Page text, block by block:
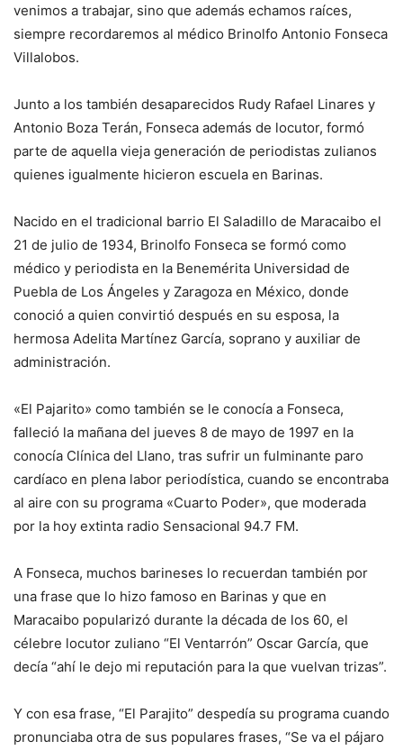
venimos a trabajar, sino que además echamos raíces,
siempre recordaremos al médico Brinolfo Antonio Fonseca
Villalobos.
Junto a los también desaparecidos Rudy Rafael Linares y
Antonio Boza Terán, Fonseca además de locutor, formó
parte de aquella vieja generación de periodistas zulianos
quienes igualmente hicieron escuela en Barinas.
Nacido en el tradicional barrio El Saladillo de Maracaibo el
21 de julio de 1934, Brinolfo Fonseca se formó como
médico y periodista en la Benemérita Universidad de
Puebla de Los Ángeles y Zaragoza en México, donde
conoció a quien convirtió después en su esposa, la
hermosa Adelita Martínez García, soprano y auxiliar de
administración.
«El Pajarito» como también se le conocía a Fonseca,
falleció la mañana del jueves 8 de mayo de 1997 en la
conocía Clínica del Llano, tras sufrir un fulminante paro
cardíaco en plena labor periodística, cuando se encontraba
al aire con su programa «Cuarto Poder», que moderada
por la hoy extinta radio Sensacional 94.7 FM.
A Fonseca, muchos barineses lo recuerdan también por
una frase que lo hizo famoso en Barinas y que en
Maracaibo popularizó durante la década de los 60, el
célebre locutor zuliano “El Ventarrón” Oscar García, que
decía “ahí le dejo mi reputación para la que vuelvan trizas”.
Y con esa frase, “El Parajito” despedía su programa cuando
pronunciaba otra de sus populares frases, “Se va el pájaro